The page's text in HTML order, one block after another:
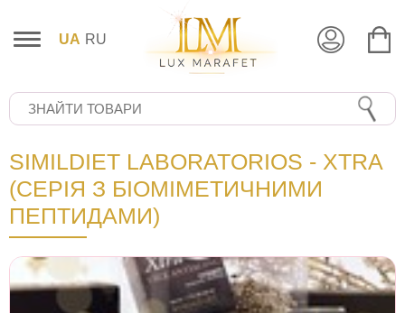
UA RU
SIMILDIET LABORATORIOS - XTRA
(СЕРІЯ З БІОМІМЕТИЧНИМИ
ПЕПТИДАМИ)